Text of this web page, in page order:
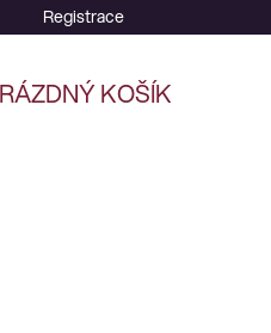
Registrace
KOŠÍK